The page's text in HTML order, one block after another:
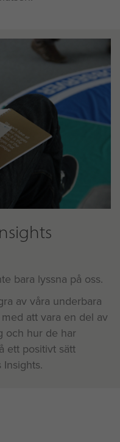
bara lyssna på oss.
av våra underbara
att vara en del av
och hur de har
ett positivt sätt